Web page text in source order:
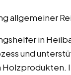
allgemeiner
in
und
Holzprodukten.